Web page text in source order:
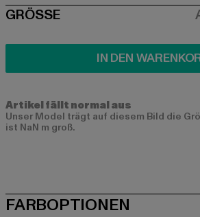
SIZE
GRÖSSE
IN DEN
Artikel fällt normal aus
Unser Model trägt auf diesem Bild die
ist NaN m groß.
FARBOPTIONEN